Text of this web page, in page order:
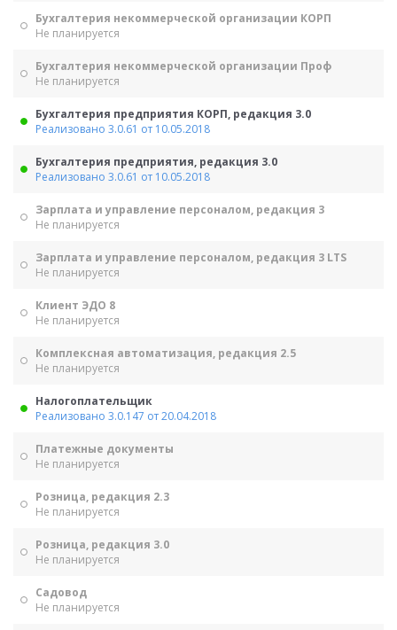
Бухгалтерия некоммерческой организации КОРП
Не планируется
Бухгалтерия некоммерческой организации Проф
Не планируется
Бухгалтерия предприятия КОРП, редакция 3.0
Реализовано 3.0.61 от 10.05.2018
Бухгалтерия предприятия, редакция 3.0
Реализовано 3.0.61 от 10.05.2018
Зарплата и управление персоналом, редакция 3
Не планируется
Зарплата и управление персоналом, редакция 3 LTS
Не планируется
Клиент ЭДО 8
Не планируется
Комплексная автоматизация, редакция 2.5
Не планируется
Налогоплательщик
Реализовано 3.0.147 от 20.04.2018
Платежные документы
Не планируется
Розница, редакция 2.3
Не планируется
Розница, редакция 3.0
Не планируется
Садовод
Не планируется